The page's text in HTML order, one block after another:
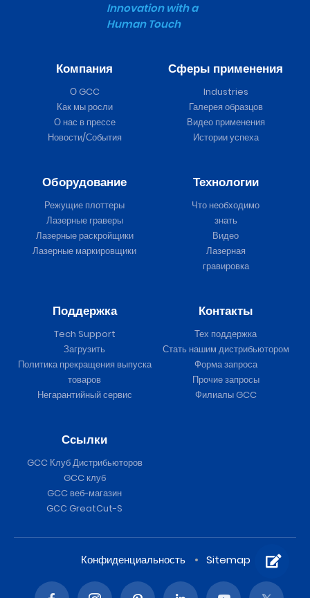
Innovation with a
Human Touch
Компания
О GCC
Как мы росли
О нас в прессе
Новости/События
Сферы применения
Industries
Галерея образцов
Видео применения
Истории успеха
Оборудование
Режущие плоттеры
Лазерные граверы
Лазерные раскройщики
Лазерные маркировщики
Технологии
Что необходимо
знать
Видео
Лазерная
гравировка
Поддержка
Tech Support
Загрузить
Политика прекращения выпуска
товаров
Негарантийный сервис
Контакты
Тех поддержка
Стать нашим дистрибьютором
Форма запроса
Прочие запросы
Филиалы GCC
Ссылки
GCC Клуб Дистрибьюторов
GCC клуб
GCC веб-магазин
GCC GreatCut-S
Конфиденциальность Sitemap